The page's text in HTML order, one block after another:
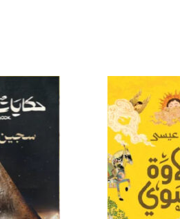
إضافة
إلى
قائمة
الرغبات